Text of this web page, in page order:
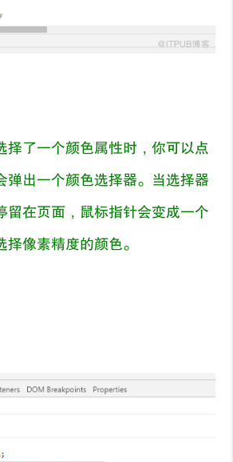
择了一个颜色属性时，你可以点
弹出一个颜色选择器。当选择器
留在页面，鼠标指针会变成一个
像素精度的颜色。